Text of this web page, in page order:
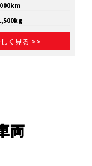
く見る >>
両